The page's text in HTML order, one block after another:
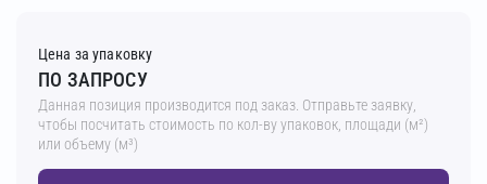
Цена за упаковку
ПО ЗАПРОСУ
Данная позиция производится под заказ. Отправьте заявку,
чтобы посчитать стоимость по кол-ву упаковок, площади (м²)
или объему (м³)